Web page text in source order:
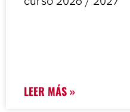
LEER MÁS »